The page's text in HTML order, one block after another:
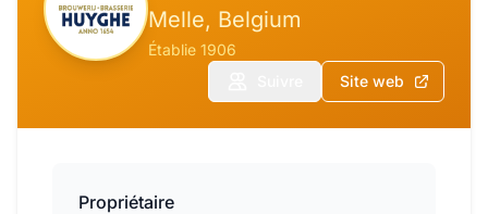
Melle, Belgium
Établie 1906
Site web
Propriétaire